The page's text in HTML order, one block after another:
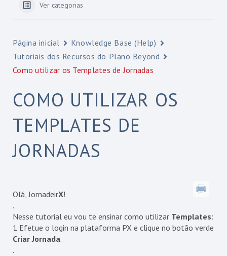
Ver categorias
Página inicial
Knowledge Base (Help)
Tutoriais dos Recursos do Plano Beyond
Como utilizar os Templates de Jornadas
COMO UTILIZAR OS
TEMPLATES DE
JORNADAS
Olá, JornadeirX!
.
Nesse tutorial eu vou te ensinar como utilizar Templates:
1 Efetue o login na plataforma PX e clique no botão verde
Criar Jornada.
.